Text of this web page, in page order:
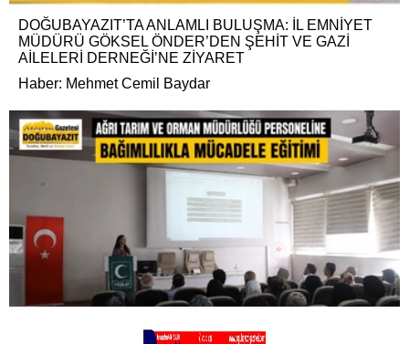
DOĞUBAYAZIT’TA ANLAMLI BULUŞMA: İL EMNİYET
MÜDÜRÜ GÖKSEL ÖNDER’DEN ŞEHİT VE GAZİ
AİLELERİ DERNEĞİ’NE ZİYARET
Haber: Mehmet Cemil Baydar